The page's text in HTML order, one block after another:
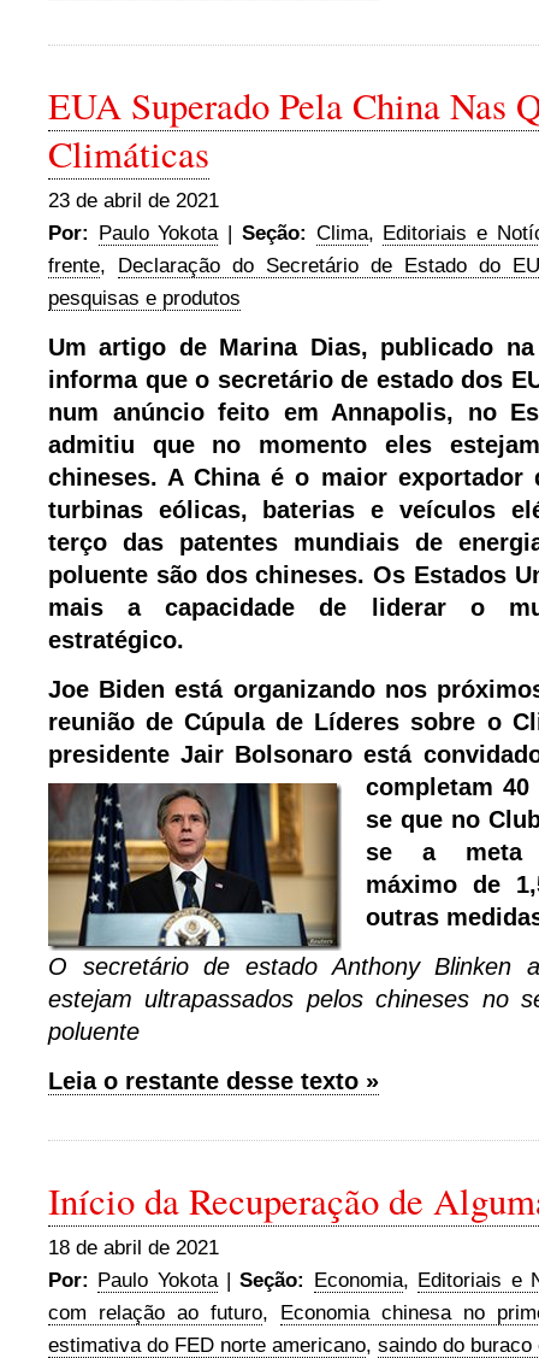
EUA Superado Pela China Nas
Climáticas
23 de abril de 2021
Por: Paulo Yokota | Seção: Clima, Editoriais e
frente, Declaração do Secretário de Estado do
pesquisas e produtos
Um artigo de Marina Dias, publicado
informa que o secretário de estado dos
num anúncio feito em Annapolis, no
admitiu que no momento eles
chineses. A China é o maior exportador
turbinas eólicas, baterias e veículos
terço das patentes mundiais de
poluente são dos chineses. Os Estados
mais a capacidade de liderar o
estratégico.
Joe Biden está organizando nos
reunião de Cúpula de Líderes sobre o
presidente Jair Bolsonaro está
completam
se que no
se a meta
máximo de
outras
O secretário de estado Anthony Blinken
estejam ultrapassados pelos chineses no
poluente
Leia o restante desse texto »
Início da Recuperação de
18 de abril de 2021
Por: Paulo Yokota|Seção: Economia, Editoriais e
com relação ao futuro, Economia chinesa no
estimativa do FED norte americano, saindo do